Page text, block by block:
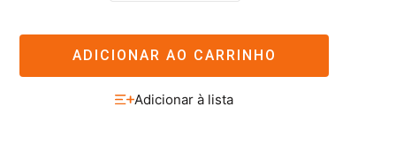
ADICIONAR AO CARRINHO